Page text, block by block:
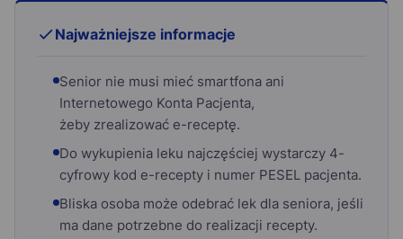
Najważniejsze informacje
Senior nie musi mieć smartfona ani
Internetowego Konta Pacjenta,
żeby zrealizować e-receptę.
Do wykupienia leku najczęściej wystarczy 4-
cyfrowy kod e-recepty i numer PESEL pacjenta.
Bliska osoba może odebrać lek dla seniora, jeśli
ma dane potrzebne do realizacji recepty.